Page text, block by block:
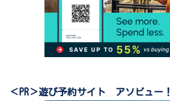
＜PR＞遊び予約サイト アソビュー！